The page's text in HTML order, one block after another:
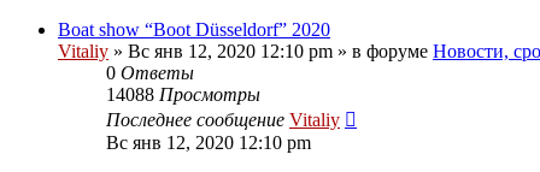
Boat show “Boot Düsseldorf” 2020
Vitaliy » Вс янв 12, 2020 12:10 pm » в форуме Новости,
0 Ответы
14088 Просмотры
Последнее сообщение Vitaliy
Вс янв 12, 2020 12:10 pm